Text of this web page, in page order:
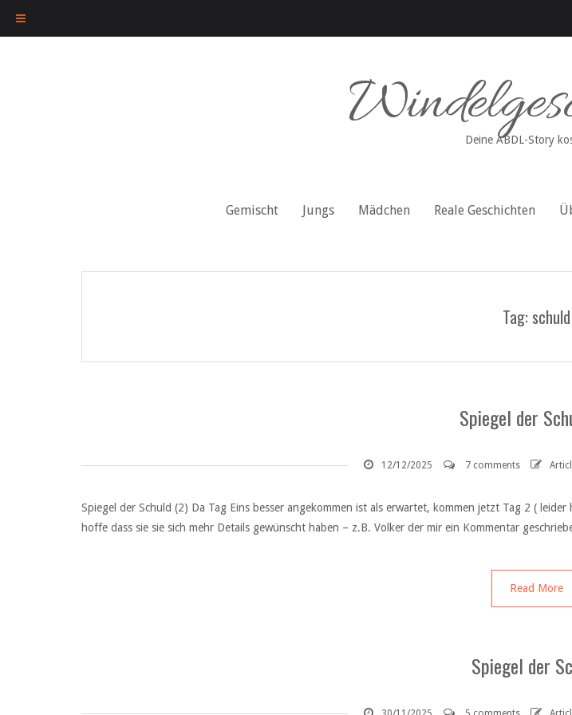
Deine ABDL-Story
Gemischt Jungs Mädchen Reale Geschichten
Tag: schuld
Spiegel der
12/12/2025 7 comments
Spiegel der Schuld (2) Da Tag Eins besser angekommen ist als erwartet, kommen jetzt Tag 2 (
hoffe dass sie sie sich mehr Details gewünscht haben – z.B. Volker der mir ein Kommentar
Read More
Spiegel der